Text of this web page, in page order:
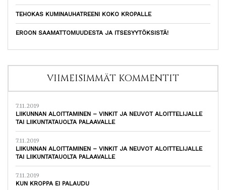
TEHOKAS KUMINAUHATREENI KOKO KROPALLE
EROON SAAMATTOMUUDESTA JA ITSESYYTÖKSISTÄ!
VIIMEISIMMÄT KOMMENTIT
7.11.2019
LIIKUNNAN ALOITTAMINEN – VINKIT JA NEUVOT ALOITTELIJALLE
TAI LIIKUNTATAUOLTA PALAAVALLE
7.11.2019
LIIKUNNAN ALOITTAMINEN – VINKIT JA NEUVOT ALOITTELIJALLE
TAI LIIKUNTATAUOLTA PALAAVALLE
7.11.2019
KUN KROPPA EI PALAUDU